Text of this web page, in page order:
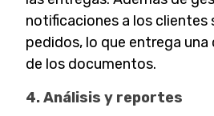
notificaciones a los clientes
pedidos, lo que entrega
de los documentos.
4. Análisis y reportes